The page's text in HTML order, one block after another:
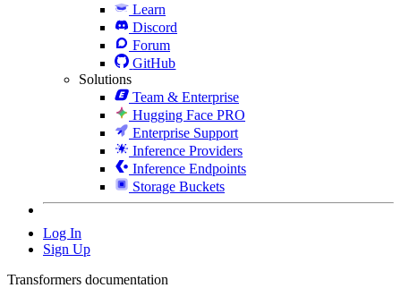
Learn
Discord
Forum
GitHub
Solutions
Team & Enterprise
Hugging Face PRO
Enterprise Support
Inference Providers
Inference Endpoints
Storage Buckets
Log In
Sign Up
Transformers documentation